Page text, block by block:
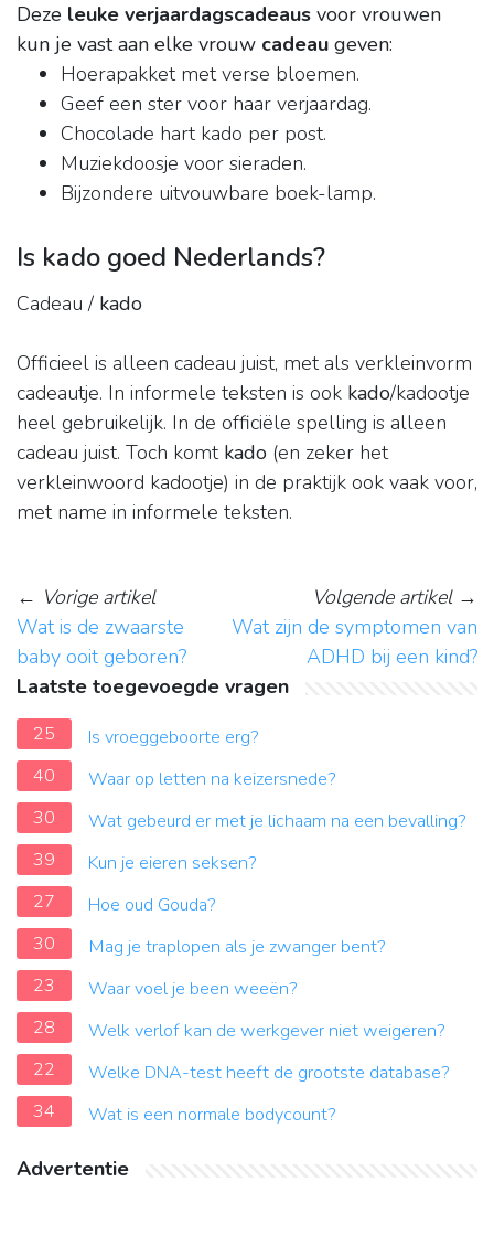
Deze leuke verjaardagscadeaus voor vrouwen
kun je vast aan elke vrouw cadeau geven:
Hoerapakket met verse bloemen.
Geef een ster voor haar verjaardag.
Chocolade hart kado per post.
Muziekdoosje voor sieraden.
Bijzondere uitvouwbare boek-lamp.
Is kado goed Nederlands?
Cadeau / kado
Officieel is alleen cadeau juist, met als verkleinvorm
cadeautje. In informele teksten is ook kado/kadootje
heel gebruikelijk. In de officiële spelling is alleen
cadeau juist. Toch komt kado (en zeker het
verkleinwoord kadootje) in de praktijk ook vaak voor,
met name in informele teksten.
← Vorige artikel
Wat is de zwaarste
baby ooit geboren?
Volgende artikel→
Wat zijn de symptomen van
ADHD bij een kind?
Laatste toegevoegde vragen
25
Is vroeggeboorte erg?
40
Waar op letten na keizersnede?
30
Wat gebeurd er met je lichaam na een bevalling?
39
Kun je eieren seksen?
27
Hoe oud Gouda?
30
Mag je traplopen als je zwanger bent?
23
Waar voel je been weeën?
28
Welk verlof kan de werkgever niet weigeren?
22
Welke DNA-test heeft de grootste database?
34
Wat is een normale bodycount?
Advertentie